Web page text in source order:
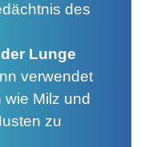
des
Lunge
verwendet
Milz und
zu